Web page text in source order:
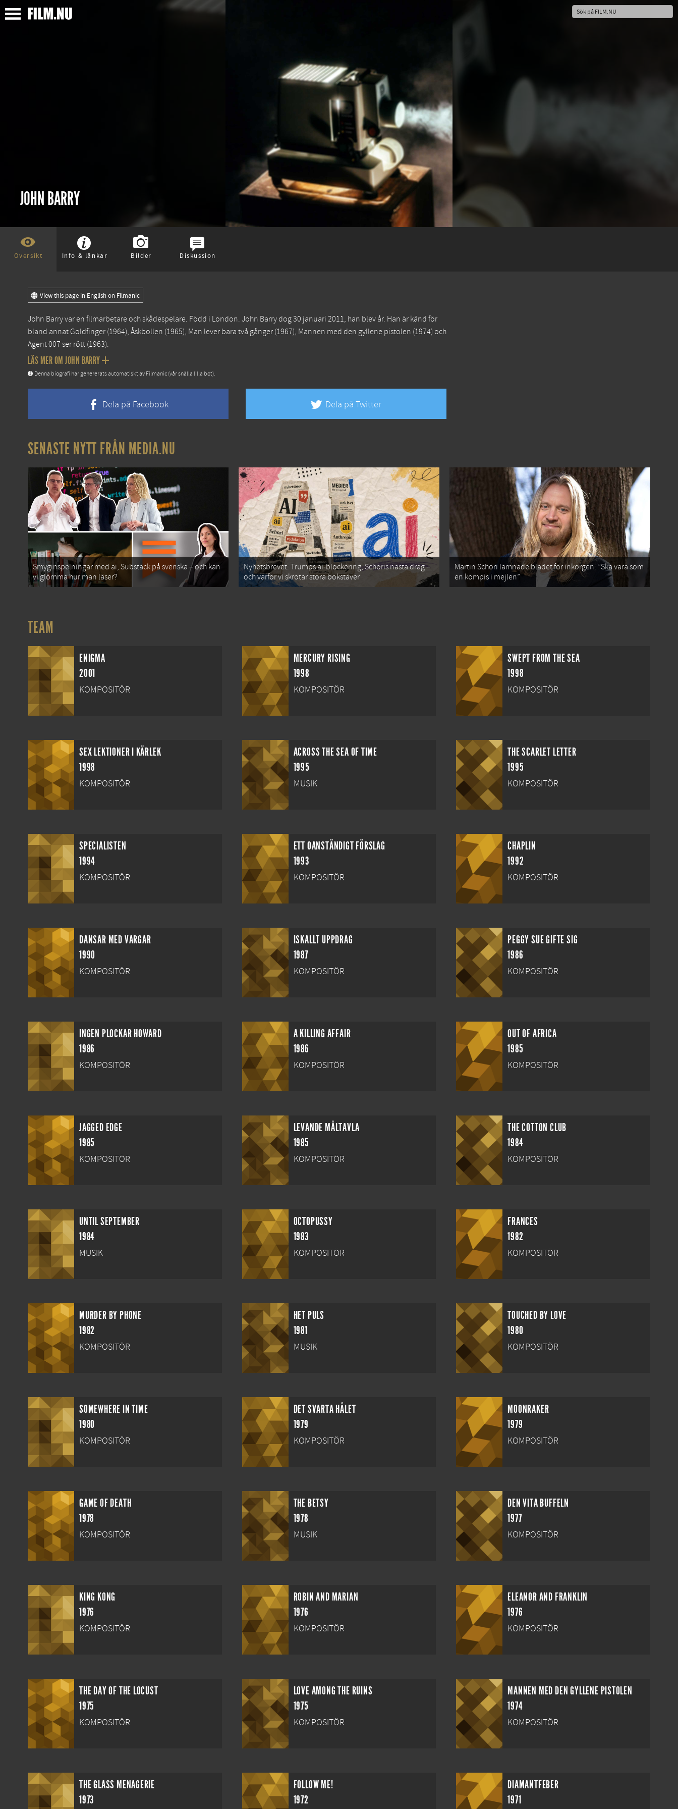
JOHN BARRY
Översikt Info & länkar Bilder Diskussion
View this page in English on Filmanic
John Barry var en filmarbetare och skådespelare. Född i London. John Barry dog 30 januari 2011, han blev år. Han är känd för
bland annatGoldfinger (1964), Åskbollen (1965), Man lever bara två gånger (1967), Mannen med den gyllene pistolen (1974) och
Agent 007 ser rött (1963).
LÄS MER OM JOHN BARRY
Denna biografi har genererats automatiskt av Filmanic (vår snälla lilla bot).
Dela på Facebook Dela på Twitter
SENASTE NYTT FRÅN MEDIA.NU
Smyginspelningar med ai, Substack på svenska – och kan
vi glömma hur man läser?
Nyhetsbrevet: Trumps ai-blockering, Schoris nästa drag –
och varför vi skrotar stora bokstäver
Martin Schori lämnade bladet för inkorgen: ”Ska vara som
en kompis i mejlen”
TEAM
ENIGMA
2001
KOMPOSITÖR
MERCURY RISING
1998
KOMPOSITÖR
SWEPT FROM THE SEA
1998
KOMPOSITÖR
SEX LEKTIONER I KÄRLEK
1998
KOMPOSITÖR
ACROSS THE SEA OF TIME
1995
MUSIK
THE SCARLET LETTER
1995
KOMPOSITÖR
SPECIALISTEN
1994
KOMPOSITÖR
ETT OANSTÄNDIGT FÖRSLAG
1993
KOMPOSITÖR
CHAPLIN
1992
KOMPOSITÖR
DANSAR MED VARGAR
1990
KOMPOSITÖR
ISKALLT UPPDRAG
1987
KOMPOSITÖR
PEGGY SUE GIFTE SIG
1986
KOMPOSITÖR
INGEN PLOCKAR HOWARD
1986
KOMPOSITÖR
A KILLING AFFAIR
1986
KOMPOSITÖR
OUT OF AFRICA
1985
KOMPOSITÖR
JAGGED EDGE
1985
KOMPOSITÖR
LEVANDE MÅLTAVLA
1985
KOMPOSITÖR
THE COTTON CLUB
1984
KOMPOSITÖR
UNTIL SEPTEMBER
1984
MUSIK
OCTOPUSSY
1983
KOMPOSITÖR
FRANCES
1982
KOMPOSITÖR
MURDER BY PHONE
1982
KOMPOSITÖR
HET PULS
1981
MUSIK
TOUCHED BY LOVE
1980
KOMPOSITÖR
SOMEWHERE IN TIME
1980
KOMPOSITÖR
DET SVARTA HÅLET
1979
KOMPOSITÖR
MOONRAKER
1979
KOMPOSITÖR
GAME OF DEATH
1978
KOMPOSITÖR
THE BETSY
1978
MUSIK
DEN VITA BUFFELN
1977
KOMPOSITÖR
KING KONG
1976
KOMPOSITÖR
ROBIN AND MARIAN
1976
KOMPOSITÖR
ELEANOR AND FRANKLIN
1976
KOMPOSITÖR
THE DAY OF THE LOCUST
1975
KOMPOSITÖR
LOVE AMONG THE RUINS
1975
KOMPOSITÖR
MANNEN MED DEN GYLLENE PISTOLEN
1974
KOMPOSITÖR
THE GLASS MENAGERIE
1973
FOLLOW ME!
1972
DIAMANTFEBER
1971